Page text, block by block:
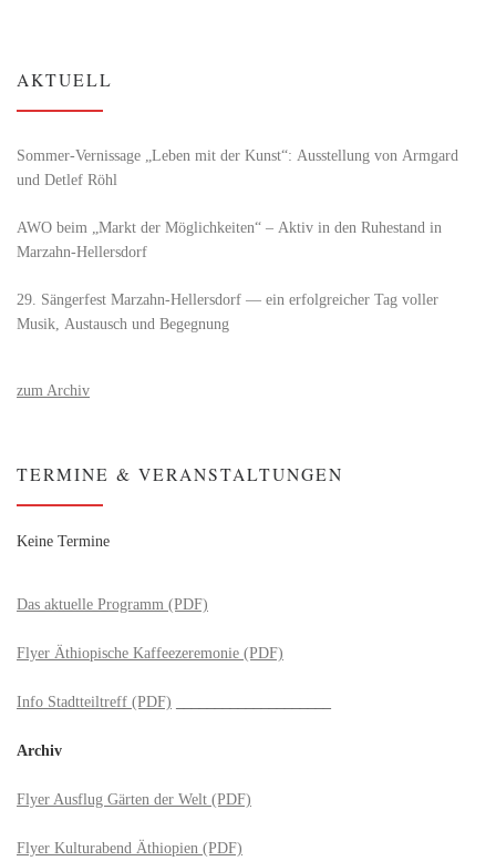
AKTUELL
Sommer-Vernissage „Leben mit der Kunst“: Ausstellung von Armgard
und Detlef Röhl
AWO beim „Markt der Möglichkeiten“ – Aktiv in den Ruhestand in
Marzahn-Hellersdorf
29. Sängerfest Marzahn-Hellersdorf — ein erfolgreicher Tag voller
Musik, Austausch und Begegnung
zum Archiv
TERMINE & VERANSTALTUNGEN
Keine Termine
Das aktuelle Programm (PDF)
Flyer Äthiopische Kaffeezeremonie (PDF)
Info Stadtteiltreff (PDF)
Archiv
Flyer Ausflug Gärten der Welt (PDF)
Flyer Kulturabend Äthiopien (PDF)